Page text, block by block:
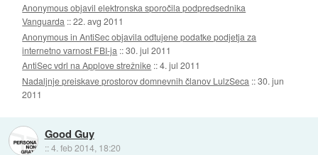
Anonymous objavil elektronska sporočila podpredsednika
Vanguarda ::22. avg 2011
Anonymous in AntiSec objavila odtujene podatke podjetja za
internetno varnost FBI-ja ::30. jul 2011
AntiSec vdrl na Applove strežnike ::4. jul 2011
Nadaljnje preiskave prostorov domnevnih članov LulzSeca ::30. jun
2011
Good Guy
::4. feb 2014, 18:20